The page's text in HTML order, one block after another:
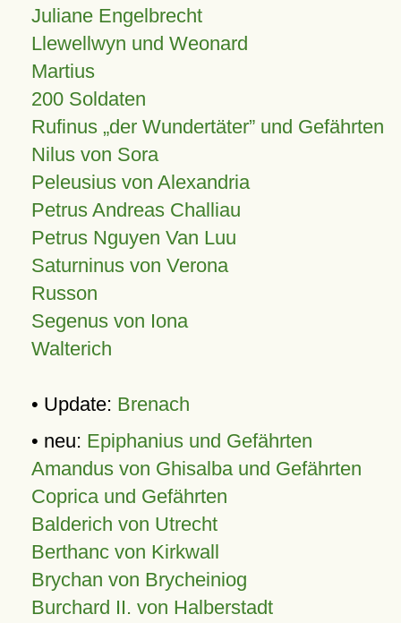
Juliane Engelbrecht
Llewellwyn und Weonard
Martius
200 Soldaten
Rufinus „der Wundertäter” und Gefährten
Nilus von Sora
Peleusius von Alexandria
Petrus Andreas Challiau
Petrus Nguyen Van Luu
Saturninus von Verona
Russon
Segenus von Iona
Walterich
• Update: Brenach
• neu: Epiphanius und Gefährten
Amandus von Ghisalba und Gefährten
Coprica und Gefährten
Balderich von Utrecht
Berthanc von Kirkwall
Brychan von Brycheiniog
Burchard II. von Halberstadt